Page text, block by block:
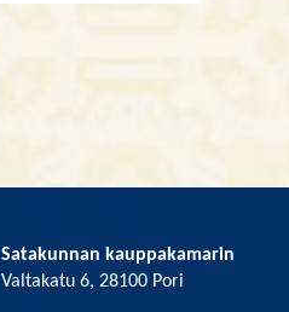
Satakunnan kauppakamarin
Valtakatu 6, 28100 Pori